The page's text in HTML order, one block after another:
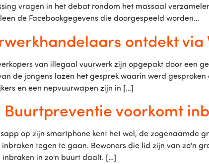
vragen in het debat rondom het massaal
de Facebookgegevens die doorgespeeld worden…
ontdekt via
van illegaal vuurwerk zijn opgepakt door een
de jongens lazen het gesprek waarin werd
en een nepvuurwapen zijn in […]
Buurtpreventie voorkomt
op zijn smartphone kent het wel, de zogenaamde
tegen te gaan. Bewoners die lid zijn van zo'n
inbraken in zo'n buurt daalt. […]